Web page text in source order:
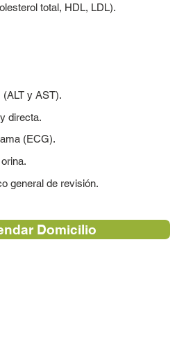
total, HDL, LDL).
y AST).
directa.
(ECG).
general de revisión.
Domicilio